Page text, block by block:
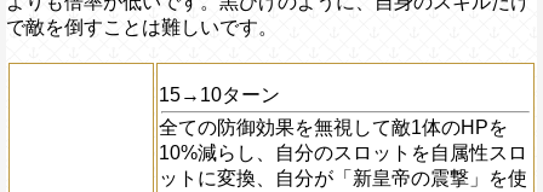
で敵を倒すことは難しいです。
15→10ターン
全ての防御効果を無視して敵1体のHPを
10%減らし、自分のスロットを自属性スロ
ットに変換、自分が「新皇帝の震撃」を使